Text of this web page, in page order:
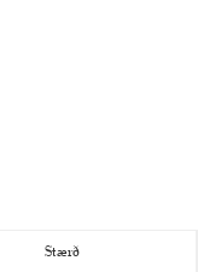
Stærð